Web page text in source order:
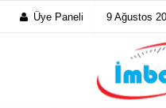
Üye Paneli 9 Ağustos